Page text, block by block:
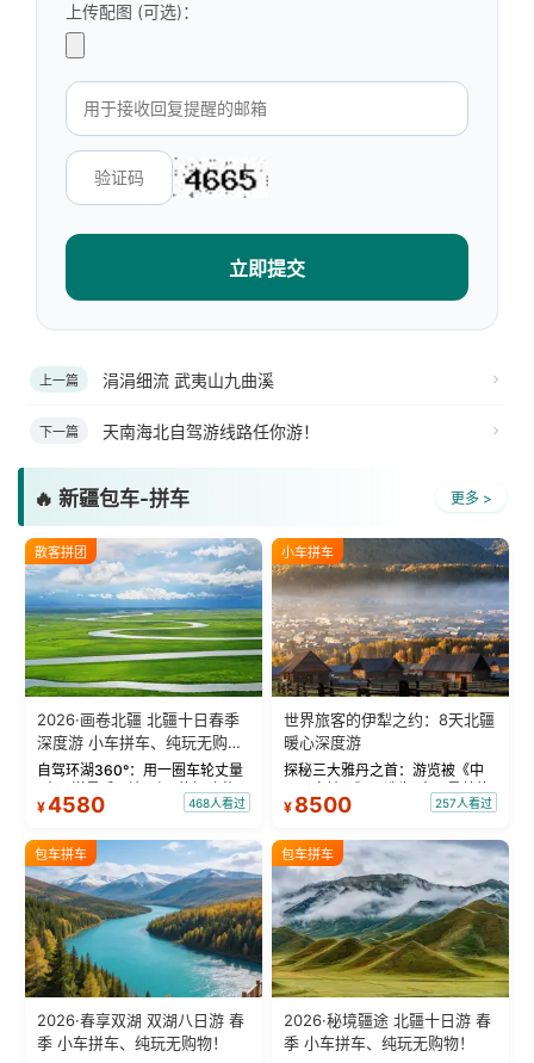
上传配图 (可选)：
立即提交
上一篇 涓涓细流 武夷山九曲溪
下一篇 天南海北自驾游线路任你游！
🔥 新疆包车-拼车 更多 >
散客拼团
2026·画卷北疆 北疆十日春季
深度游 小车拼车、纯玩无购
物！
自驾环湖360°：用一圈车轮丈量
“大西洋最后一滴眼泪”的极致蔚
蓝。 赛湖旅拍：甄选多款风格服
绝美瞬间。 赛湖坦克300跟车视
频：专业摄影师...
¥4580 468人看过
小车拼车
世界旅客的伊犁之约：8天北疆
暖心深度游
探秘三大雅丹之首：游览被《中
国国家地理》评选为“中国最美的
三大雅丹”第一名的克拉玛依魔鬼
瓦人最大村落——禾木村，欣赏
晨雾与小木...
¥ 8500 257人看过
包车拼车
2026·春享双湖 双湖八日游 春
季 小车拼车、纯玩无购物！
包车拼车
2026·秘境疆途 北疆十日游 春
季 小车拼车、纯玩无购物！